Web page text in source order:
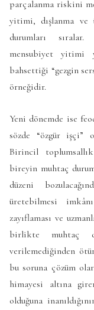
parçalanma riskini
yitimi, dışlanma ve
durumları
mensubiyet yitimi
bahsettiği “gezgin
örneğidir.
Yeni dönemde ise
sözde “özgür işçi”
Birincil
bireyin muhtaç
düzeni
üretebilmesi
zayıflaması ve
birlikte muhtaç
verilemediğinden
bu soruna çözüm
himayesi altına
olduğuna